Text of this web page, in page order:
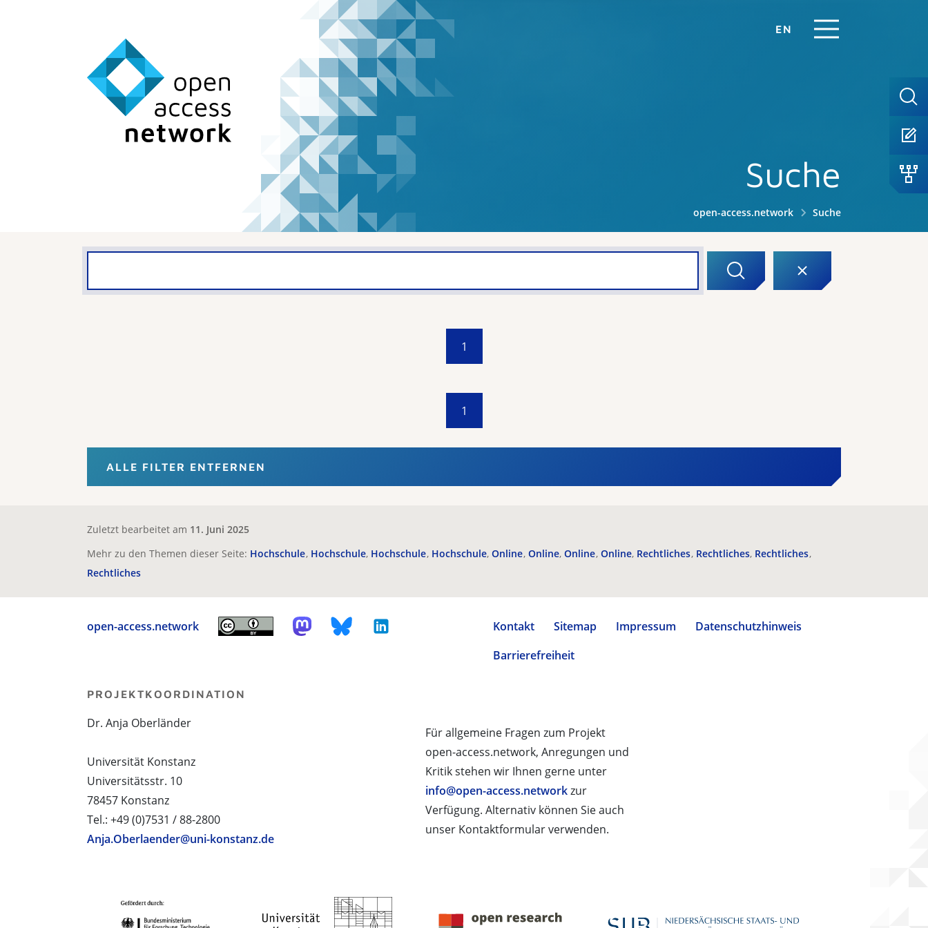
EN
Suche
open-access.network Suche
1
1
ALLE FILTER ENTFERNEN
Zuletzt bearbeitet am 11. Juni 2025
Mehr zu den Themen dieser Seite: Hochschule Hochschule Hochschule Hochschule Online Online Online Online Rechtliches Rechtliches Rechtliches
Rechtliches
open-access.network Kontakt Sitemap Impressum
Datenschutzhinweis
Barrierefreiheit
Für allgemeine Fragen zum Projekt
open-access.network, Anregungen und
Kritik stehen wir Ihnen gerne unter
info@open-access.networkzur
Verfügung. Alternativ können Sie auch
unser Kontaktformular verwenden.
PROJEKTKOORDINATION
Dr. Anja Oberländer
Universität Konstanz
Universitätsstr. 10
78457 Konstanz
Tel.: +49 (0)7531 / 88-2800
Anja.Oberlaender@uni-konstanz.de